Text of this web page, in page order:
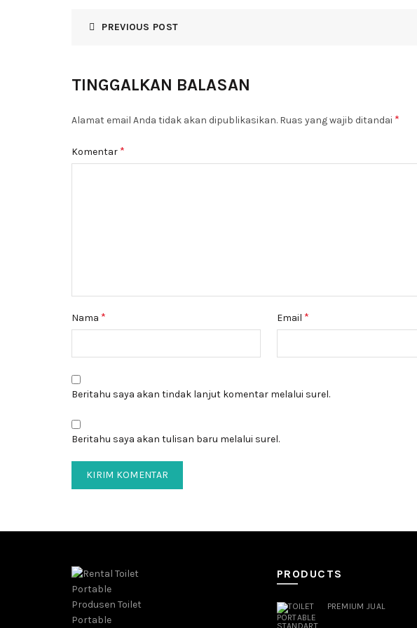
PREVIOUS POST
TINGGALKAN BALASAN
Alamat email Anda tidak akan dipublikasikan. Ruas yang wajib ditandai *
Komentar *
Nama * Email *
Beritahu saya akan tindak lanjut komentar melalui surel.
Beritahu saya akan tulisan baru melalui surel.
PRODUCTS
PREMIUM JUAL